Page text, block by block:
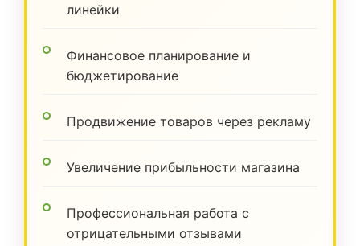
линейки
Финансовое планирование и
бюджетирование
Продвижение товаров через рекламу
Увеличение прибыльности магазина
Профессиональная работа с
отрицательными отзывами